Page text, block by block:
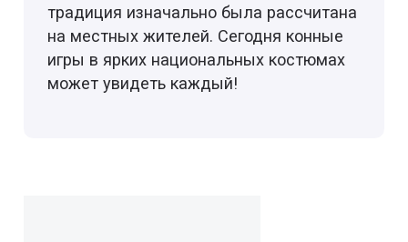
традиция изначально была рассчитана
на местных жителей. Сегодня конные
игры в ярких национальных костюмах
может увидеть каждый!